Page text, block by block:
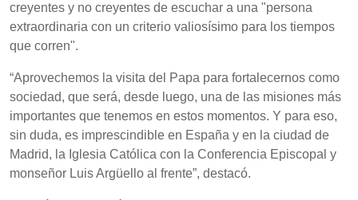
creyentes y no creyentes de escuchar a una "persona
extraordinaria con un criterio valiosísimo para los tiempos
que corren".
“Aprovechemos la visita del Papa para fortalecernos como
sociedad, que será, desde luego, una de las misiones más
importantes que tenemos en estos momentos. Y para eso,
sin duda, es imprescindible en España y en la ciudad de
Madrid, la Iglesia Católica con la Conferencia Episcopal y
monseñor Luis Argüello al frente”, destacó.